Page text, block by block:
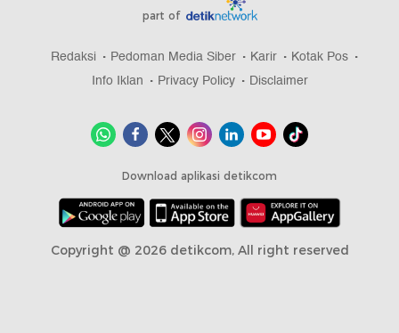
part of
Redaksi Pedoman Media Siber Karir
Kotak Pos
Info Iklan
Privacy Policy Disclaimer
Download aplikasi detikcom
Copyright @ 2026 detikcom, All right reserved